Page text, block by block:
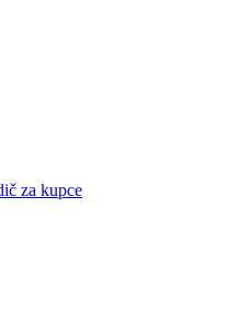
za kupce